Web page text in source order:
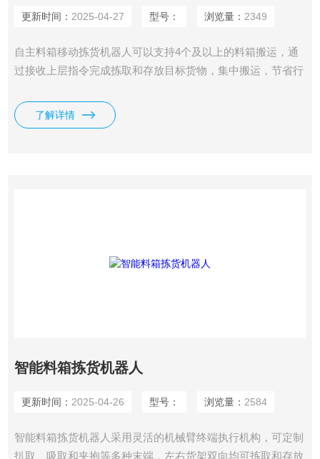
更新时间： 2025-04-27 型号： 浏览量： 2349
自主料箱移动拣货机器人可以支持4个及以上的料箱搬运，通
过接收上层指令完成拣取和存放目标货物，集中搬运，节省行
了解详情
智能料箱拣货机器人
更新时间： 2025-04-26 型号： 浏览量： 2584
智能料箱拣货机器人采用灵活的机械臂终端执行机构，可定制
扒取、吸取和夹抱等多种末端，左右货架双向均可拣取和存放